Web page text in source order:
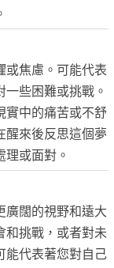
或焦慮。可能代表
些困難或挑戰。
實中的痛苦或不舒
醒來後反思這個夢
或面對。
廣闊的視野和遠大
和挑戰，或者對未
能代表著您對自己